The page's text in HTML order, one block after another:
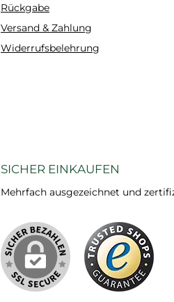
Rückgabe
Versand & Zahlung
Widerrufsbelehrung
SICHER EINKAUFEN
Mehrfach ausgezeichnet und